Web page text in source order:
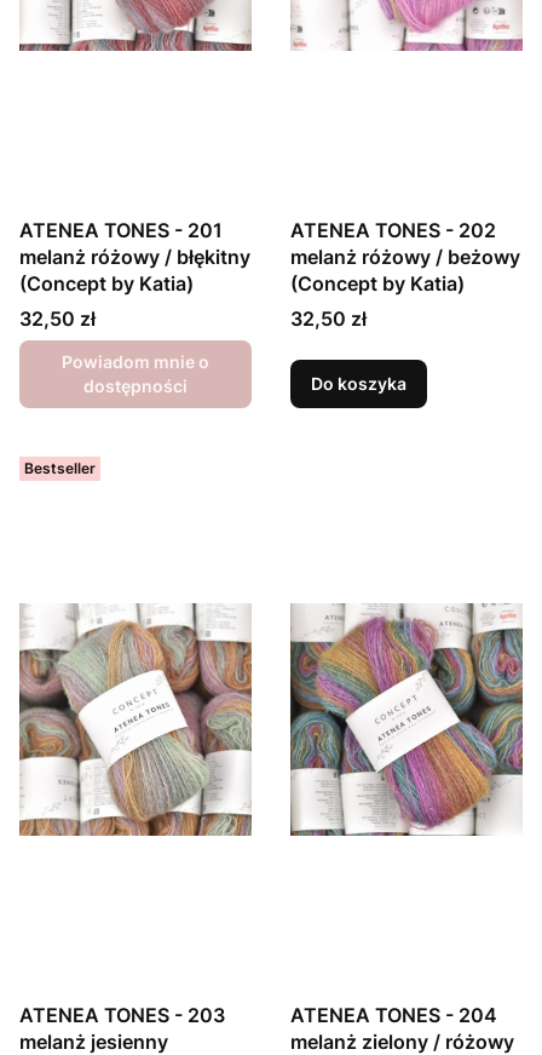
ATENEA TONES - 201
melanż różowy / błękitny
(Concept by Katia)
Cena
32,50 zł
Powiadom mnie o
dostępności
ATENEA TONES - 202
melanż różowy / beżowy
(Concept by Katia)
Cena
32,50 zł
Do koszyka
Bestseller
ATENEA TONES - 203
melanż jesienny
ATENEA TONES - 204
melanż zielony / różowy